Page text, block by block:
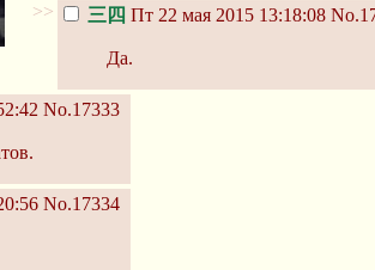
>> 三四 Пт 22 мая 2015 13:18:08
Да.
No.17333
No.17334